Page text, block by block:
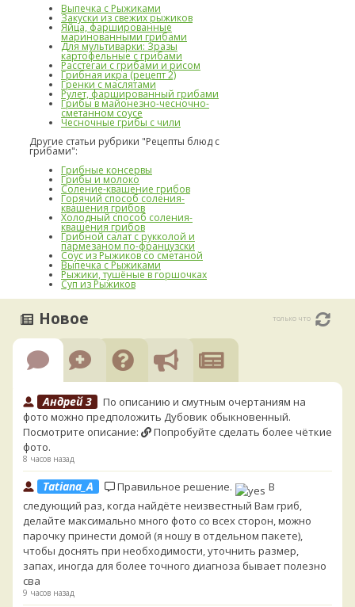
Выпечка с Рыжиками
Закуски из свежих рыжиков
Яйца, фаршированные
маринованными грибами
Для мультиварки: Зразы
картофельные с грибами
Расстегаи с грибами и рисом
Грибная икра (рецепт 2)
Гренки с маслятами
Рулет, фаршированный грибами
Грибы в майонезно-чесночно-
сметанном соусе
Чесночные грибы с чили
Другие статьи рубрики "Рецепты блюд с
грибами":
Грибные консервы
Грибы и молоко
Соление-квашение грибов
Горячий способ соления-
квашения грибов
Холодный способ соления-
квашения грибов
Грибной салат с рукколой и
пармезаном по-французски
Соус из Рыжиков со сметаной
Выпечка с Рыжиками
Рыжики, тушёные в горшочках
Суп из Рыжиков
Новое только что
Андрей 3
По описанию и смутным очертаниям на
фото можно предположить Дубовик обыкновенный.
Посмотрите описание:
Попробуйте сделать более чёткие
фото.
8 часов назад
Tatiana_A Правильное решение.
В
следующий раз, когда найдёте неизвестный Вам гриб,
делайте максимально много фото со всех сторон, можно
парочку принести домой (я ношу в отдельном пакете),
чтобы доснять при необходимости, уточнить размер,
запах, иногда для более точного диагноза бывает полезно
сва
9 часов назад